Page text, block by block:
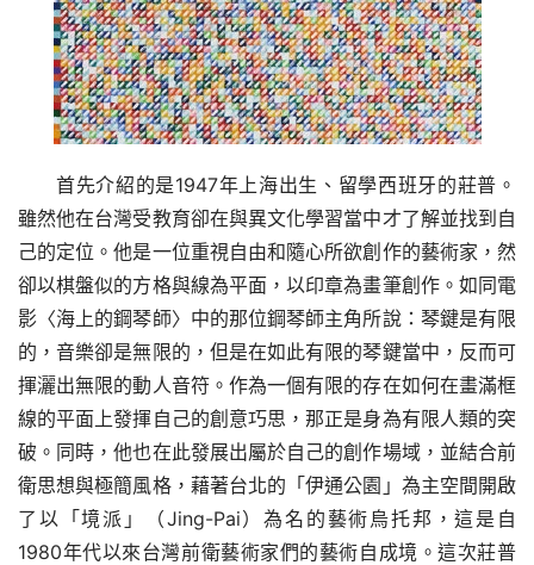
首先介紹的是1947年上海出生、留學西班牙的莊普。
雖然他在台灣受教育卻在與異文化學習當中才了解並找到自
己的定位。他是一位重視自由和隨心所欲創作的藝術家，然
卻以棋盤似的方格與線為平面，以印章為畫筆創作。如同電
影〈海上的鋼琴師〉中的那位鋼琴師主角所說：琴鍵是有限
的，音樂卻是無限的，但是在如此有限的琴鍵當中，反而可
揮灑出無限的動人音符。作為一個有限的存在如何在畫滿框
線的平面上發揮自己的創意巧思，那正是身為有限人類的突
破。同時，他也在此發展出屬於自己的創作場域，並結合前
衛思想與極簡風格，藉著台北的「伊通公園」為主空間開啟
了以「境派」（Jing-Pai）為名的藝術烏托邦，這是自
1980年代以來台灣前衛藝術家們的藝術自成境。這次莊普